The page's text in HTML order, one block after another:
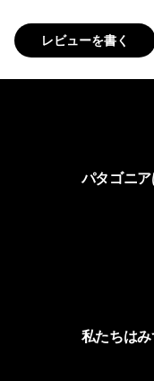
レビューを書く
パタゴニア
私たちは